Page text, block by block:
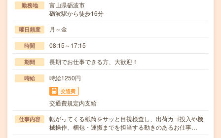
勤務地
富山県砺波市
砺波駅から徒歩16分
曜日頻度 月～金
時間 08:15～17:15
期間 長期でお仕事できる方、大歓迎！
時給 時給1250円
交通費
交通費規定内支給
仕事内容
転がってくる紙筒をサッと目視検査し、出荷カゴ投入や機
械操作、梱包・運搬までを担当する動きのあるお仕事…